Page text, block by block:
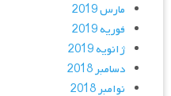
مارس 2019
فوریه 2019
ژانویه 2019
دسامبر 2018
نوامبر 2018